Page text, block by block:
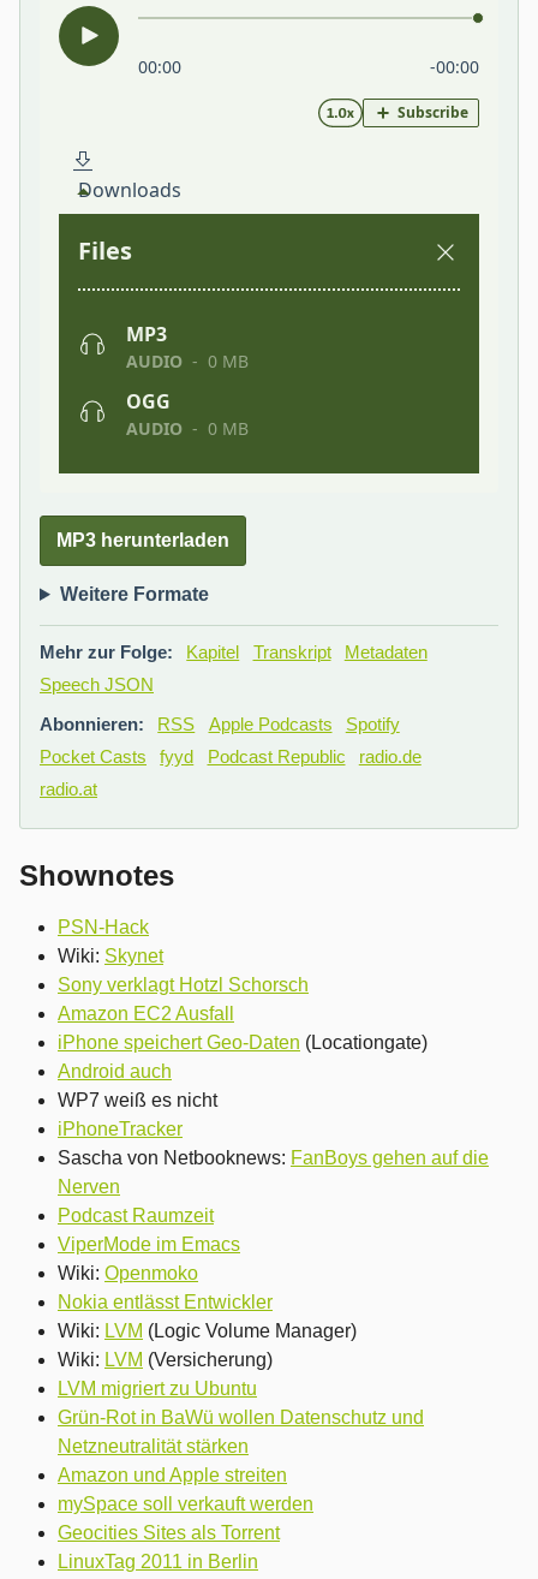
MP3 herunterladen
Weitere Formate
Mehr zur Folge: Kapitel Transkript
Metadaten
Speech JSON
Abonnieren:
RSS Apple Podcasts
Spotify
Pocket Casts
fyyd Podcast Republic
radio.de
radio.at
Shownotes
PSN-Hack
Wiki: Skynet
Sony verklagt Hotzl Schorsch
Amazon EC2 Ausfall
iPhone speichert Geo-Daten (Locationgate)
Android auch
WP7 weiß es nicht
iPhoneTracker
Sascha von Netbooknews: FanBoys gehen auf die
Nerven
Podcast Raumzeit
ViperMode im Emacs
Wiki: Openmoko
Nokia entlässt Entwickler
Wiki: LVM (Logic Volume Manager)
Wiki: LVM (Versicherung)
LVM migriert zu Ubuntu
Grün-Rot in BaWü wollen Datenschutz und
Netzneutralität stärken
Amazon und Apple streiten
mySpace soll verkauft werden
Geocities Sites als Torrent
LinuxTag 2011 in Berlin